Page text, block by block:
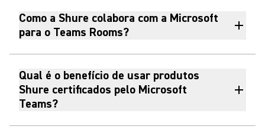
Como a Shure colabora com a Microsoft
para o Teams Rooms?
Qual é o benefício de usar produtos
Shure certificados pelo Microsoft
Teams?